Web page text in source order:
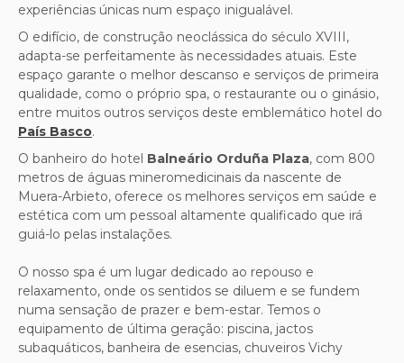
experiências únicas num espaço inigualável.
O edifício, de construção neoclássica do século XVIII,
adapta-se perfeitamente às necessidades atuais. Este
espaço garante o melhor descanso e serviços de primeira
qualidade, como o próprio spa, o restaurante ou o ginásio,
entre muitos outros serviços deste emblemático hotel do
País Basco.
O banheiro do hotel Balneário Orduña Plaza, com 800
metros de águas mineromedicinais da nascente de
Muera-Arbieto, oferece os melhores serviços em saúde e
estética com um pessoal altamente qualificado que irá
guiá-lo pelas instalações.
O nosso spa é um lugar dedicado ao repouso e
relaxamento, onde os sentidos se diluem e se fundem
numa sensação de prazer e bem-estar. Temos o
equipamento de última geração: piscina, jactos
subaquáticos, banheira de esencias, chuveiros Vichy